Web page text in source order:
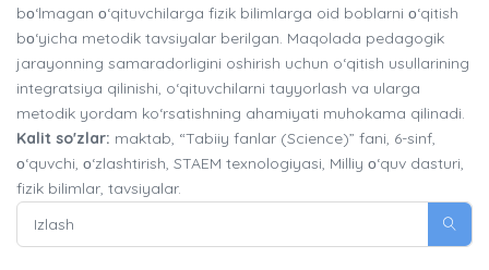
bо‘lmagan о‘qituvchilarga fizik bilimlarga oid boblarni о‘qitish
bо‘yicha metodik tavsiyalar berilgan. Maqolada pedagogik
jarayonning samaradorligini oshirish uchun o‘qitish usullarining
integratsiya qilinishi, o‘qituvchilarni tayyorlash va ularga
metodik yordam ko‘rsatishning ahamiyati muhokama qilinadi.
Kalit so'zlar: maktab, “Tabiiy fanlar (Science)” fani, 6-sinf,
о‘quvchi, о‘zlashtirish, STAEM texnologiyasi, Milliy о‘quv dasturi,
fizik bilimlar, tavsiyalar.